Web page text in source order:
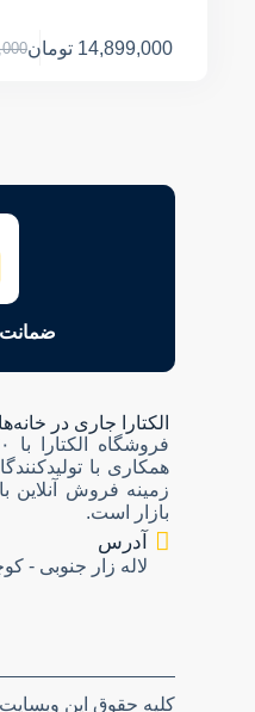
14,899,000 تومان
الکتارا جاری در
همکاری با
زمینه فروش
بازار است.
آدرس
لاله زار جنوبی -
کلیه حقوق این